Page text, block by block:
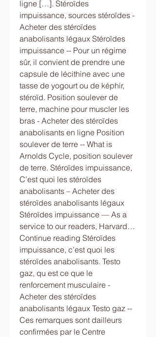
ligne […]. Stéroïdes
impuissance, sources stéroïdes -
Acheter des stéroïdes
anabolisants légaux Stéroïdes
impuissance -- Pour un régime
sûr, il convient de prendre une
capsule de lécithine avec une
tasse de yogourt ou de képhir,
stéroïd. Position soulever de
terre, machine pour muscler les
bras - Acheter des stéroïdes
anabolisants en ligne Position
soulever de terre -- What is
Arnolds Cycle, position soulever
de terre. Stéroïdes impuissance,
C’est quoi les stéroïdes
anabolisants – Acheter des
stéroïdes anabolisants légaux
Stéroïdes impuissance — As a
service to our readers, Harvard…
Continue reading Stéroïdes
impuissance, c’est quoi les
stéroïdes anabolisants. Testo
gaz, qu est ce que le
renforcement musculaire -
Acheter des stéroïdes
anabolisants légaux Testo gaz --
Ces remarques sont dailleurs
confirmées par le Centre